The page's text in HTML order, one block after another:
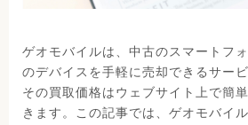
ゲオモバイルは、中古のスマートフ
のデバイスを手軽に売却できるサー
その買取価格はウェブサイト上で簡
きます。この記事では、ゲオモバイ